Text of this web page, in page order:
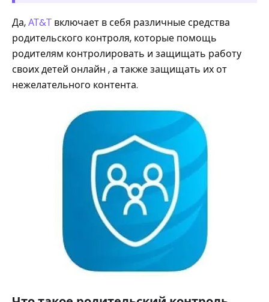
Да,АТ&Т включает в себя различные средства
родительского контроля, которые помощь
родителям контролировать и защищать работу
своих детей онлайн , а также защищать их от
нежелательного контента.